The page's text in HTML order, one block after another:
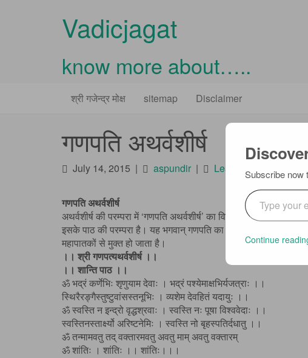
Vadicjagat
know more about…..
Vadicjagat
श्री गजेन्द्र मोक्ष sitemap Disclaimer
गणपति अथर्वशीर्ष
July 14, 2015 | aspundir | Leave a comment
गणपति अथर्वशीर्ष
अथर्वशीर्ष की परम्परा में ‘गणपति अथर्वशीर्ष’ का विशेष महत्त्व है।
इसके पाठ की परम्परा है। यह भगवान् गणपति का वैदिक-स्तवन है। इसका
महापातकों से मुक्त हो जाता है।
।। श्री गणपत्यथर्वशीर्ष ।।
।। शान्ति पाठ ।।
ॐ भद्रं कर्णेभिः शृणुयाम देवाः । भद्रं पश्येमाक्षभिर्यजत्राः ।।
स्थिरैरङ्गैस्तुष्टुवांसस्तनूभिः । व्यशेम देवहितं यदायुः ।।
ॐ स्वस्ति न इन्द्रो वृद्धश्रवाः । स्वस्ति नः पूषा विश्ववेदाः ।।
स्वस्तिनस्तार्क्ष्यो अरिष्टनेमिः । स्वस्ति नो बृहस्पतिर्दधातु ।।
ॐ तन्मामवतु तद् वक्तारमवतु अवतु माम् अवतु वक्तारम्
ॐ शांतिः । शांतिः ।। शांतिः।।।
Subscribe now
Type your email…
Continue